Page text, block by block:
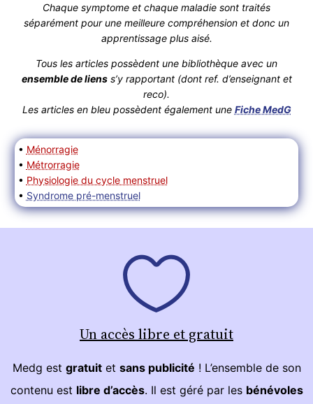
Chaque symptome et chaque maladie sont traités
séparément pour une meilleure compréhension et donc un
apprentissage plus aisé.
Tous les articles possèdent une bibliothèque avec un
ensemble de lienss’y rapportant (dont ref. d’enseignant et
reco).
Les articles en bleu possèdent également une Fiche MedG
• Ménorragie
• Métrorragie
• Physiologie du cycle menstruel
• Syndrome pré-menstruel
Un accès libre et gratuit
Medg est gratuitet sans publicité ! L’ensemble de son
contenu est libre d’accès. Il est géré par les bénévoles